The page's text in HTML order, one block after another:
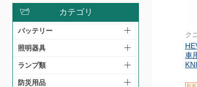
カテゴリ
バッテリー
照明器具
ランプ類
防災用品
ク
車